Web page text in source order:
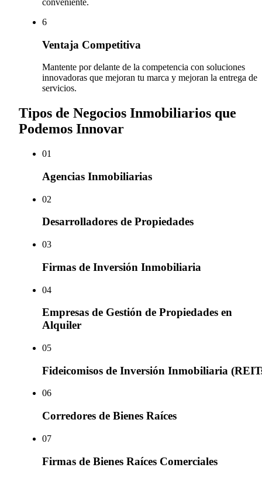
conveniente.
6
Ventaja Competitiva
Mantente por delante de la competencia con soluciones
innovadoras que mejoran tu marca y mejoran la entrega de
servicios.
Tipos de Negocios Inmobiliarios que
Podemos Innovar
01
Agencias Inmobiliarias
02
Desarrolladores de Propiedades
03
Firmas de Inversión Inmobiliaria
04
Empresas de Gestión de Propiedades en
Alquiler
05
Fideicomisos de Inversión Inmobiliaria
06
Corredores de Bienes Raíces
07
Firmas de Bienes Raíces Comerciales